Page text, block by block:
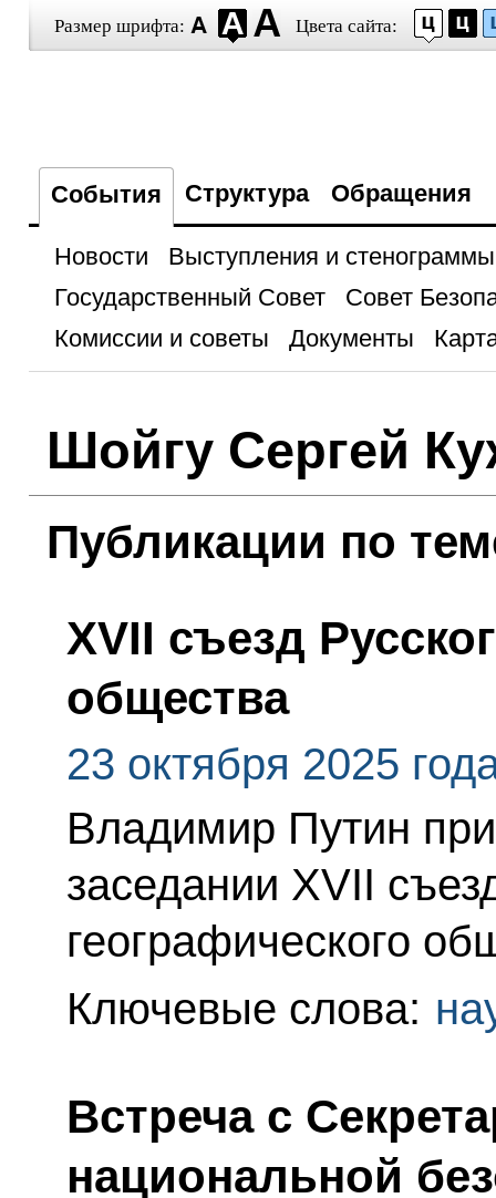
Размер шрифта: Цвета сайта:
События Структура Обращения
Новости
Выступления и стенограммы
Государственный Совет
Совет
Комиссии и советы
Документы
Шойгу Сергей
Публикации по
XVII съезд
общества
23 октября 2025
Владимир Путин
заседании XVII
географического
Ключевые слова:
Встреча с
национальной